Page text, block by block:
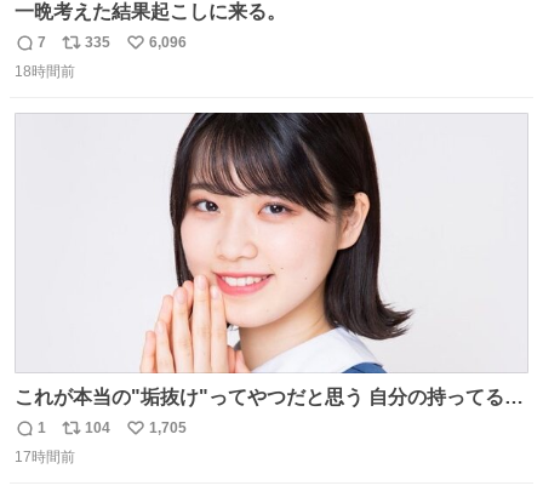
一晩考えた結果起こしに来る。
返
信
7
リ
ポ
335
い
6,096
18時間前
これが本当の"垢抜け"ってやつだと思う 自分の持ってるポ
テンシャルを最大限活かしてるもん 私も整形とかじゃなく
て、こういう垢抜け方したい
返
信
1
リ
ポ
104
い
1,705
17時間前